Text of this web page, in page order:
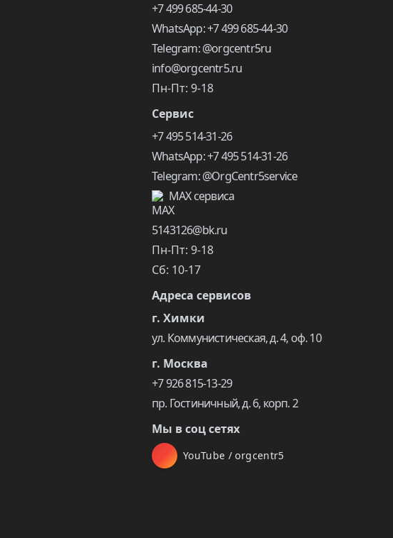
+7 499 685-44-30
WhatsApp: +7 499 685-44-30
Telegram: @orgcentr5ru
info@orgcentr5.ru
Пн-Пт: 9-18
Сервис
+7 495 514-31-26
WhatsApp: +7 495 514-31-26
Telegram: @OrgCentr5service
MAX сервиса
5143126@bk.ru
Пн-Пт: 9-18
Сб: 10-17
Адреса сервисов
г. Химки
ул. Коммунистическая, д. 4, оф. 10
г. Москва
+7 926 815-13-29
пр. Гостиничный, д. 6, корп. 2
Мы в соц сетях
YouTube / orgcentr5